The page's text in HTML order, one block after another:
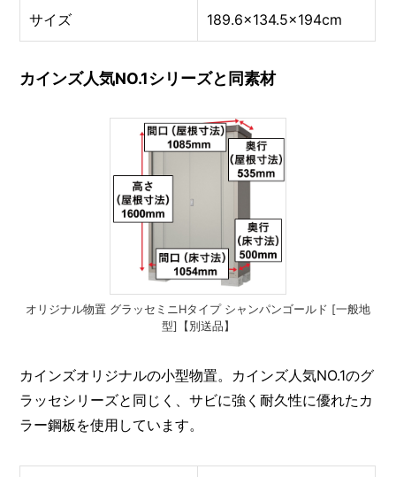
サイズ 189.6×134.5×194cm
カインズ人気NO.1シリーズと同素材
オリジナル物置 グラッセミニHタイプ シャンパンゴールド [一般地
型]【別送品】
カインズオリジナルの小型物置。カインズ人気NO.1のグ
ラッセシリーズと同じく、サビに強く耐久性に優れたカ
ラー鋼板を使用しています。